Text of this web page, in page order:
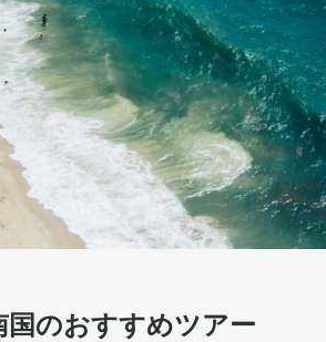
国のおすすめツアー